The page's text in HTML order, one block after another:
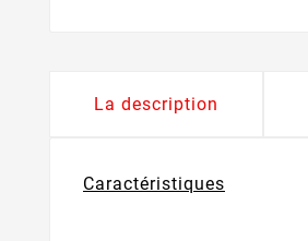
La description
Caractéristiques